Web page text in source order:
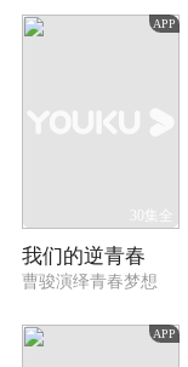
APP
30集全
我们的逆青春
曹骏演绎青春梦想
APP